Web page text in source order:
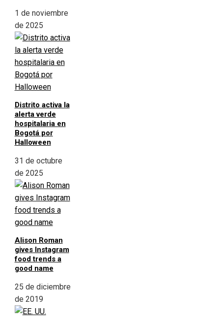
1 de noviembre
de 2025
Distrito activa la
alerta verde
hospitalaria en
Bogotá por
Halloween
31 de octubre
de 2025
Alison Roman
gives Instagram
food trends a
good name
25 de diciembre
de 2019